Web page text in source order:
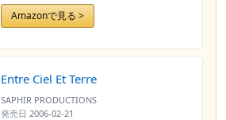
Amazonで見る >
Entre Ciel Et Terre
SAPHIR PRODUCTIONS
発売日 2006-02-21